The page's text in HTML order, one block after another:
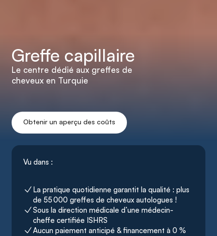
Greffe capillaire
Le centre dédié aux greffes de
cheveux en Turquie
Obtenir un aperçu des coûts
La pratique quotidienne garantit la qualité : plus
de 55 000 greffes de cheveux autologues !
Sous la direction médicale d’une médecin-
cheffe certifiée ISHRS
Aucun paiement anticipé & financement à 0 %
Vu dans :